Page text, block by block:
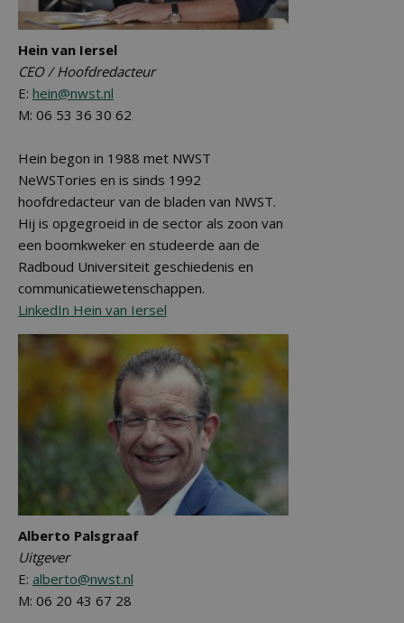
Hein van Iersel
CEO / Hoofdredacteur
E: hein@nwst.nl
M: 06 53 36 30 62
Hein begon in 1988 met NWST
NeWSTories en is sinds 1992
hoofdredacteur van de bladen van NWST.
Hij is opgegroeid in de sector als zoon van
een boomkweker en studeerde aan de
Radboud Universiteit geschiedenis en
communicatiewetenschappen.
LinkedIn Hein van Iersel
Alberto Palsgraaf
Uitgever
E: alberto@nwst.nl
M: 06 20 43 67 28